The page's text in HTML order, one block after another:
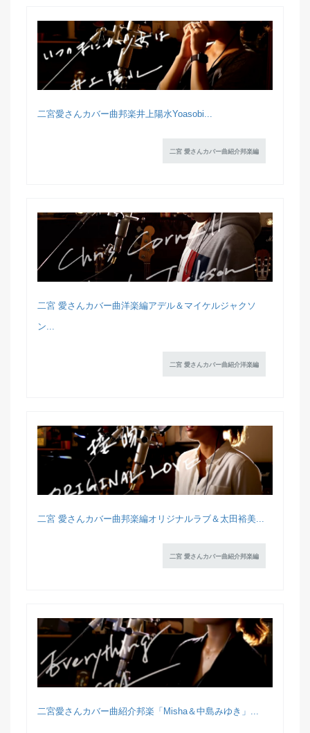
二宮愛さんカバー曲邦楽井上陽水Yoasobi...
二宮 愛さんカバー曲紹介邦楽編
二宮 愛さんカバー曲洋楽編アデル＆マイケルジャクソ
ン...
二宮 愛さんカバー曲紹介洋楽編
二宮 愛さんカバー曲邦楽編オリジナルラブ＆太田裕美...
二宮 愛さんカバー曲紹介邦楽編
二宮愛さんカバー曲紹介邦楽「Misha＆中島みゆき」...